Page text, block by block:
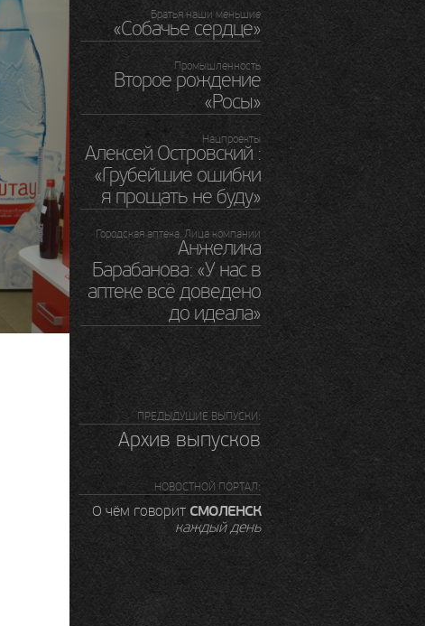
Братья наши меньшие
«Собачье сердце»
Промышленность
Второе рождение
«Росы»
Нацпроекты
Алексей Островский :
«Грубейшие ошибки
я прощать не буду»
Городская аптека. Лица компании
Анжелика
Барабанова: «У нас в
аптеке всё доведено
до идеала»
ПРЕДЫДУШИЕ ВЫПУСКИ:
Архив выпусков
НОВОСТНОЙ ПОРТАЛ:
О чём говорит СМОЛЕНСК
каждый день